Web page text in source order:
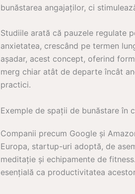
bunăstarea angajaților, ci
Studiile arată că pauzele regulate
anxietatea, crescând pe termen
așadar, acest concept, oferind
merg chiar atât de departe încât
practici.
Exemple de spații de bunăstare în
Companii precum Google și
Europa, startup-uri adoptă, de
meditație și echipamente de
esențială ca productivitatea